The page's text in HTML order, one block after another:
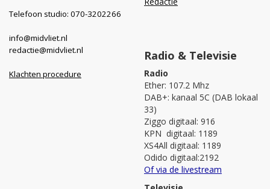
Telefoon studio: 070-3202266
info@midvliet.nl
redactie@midvliet.nl
Klachten procedure
Radio & Televisie
Radio
Ether: 107.2 Mhz
DAB+: kanaal 5C (DAB lokaal
33)
Ziggo digitaal: 916
KPN digitaal: 1189
XS4All digitaal: 1189
Odido digitaal:2192
Of via de livestream